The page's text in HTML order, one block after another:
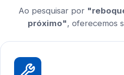
Ao pesquisar por
próximo", oferecemos